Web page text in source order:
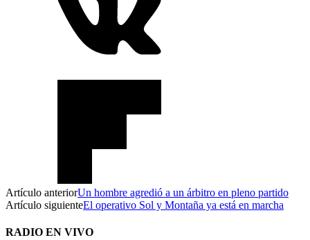
Artículo anteriorUn hombre agredió a un árbitro en pleno partido
Artículo siguienteEl operativo Sol y Montaña ya está en marcha
RADIO EN VIVO